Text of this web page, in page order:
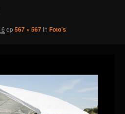
op567 × 567inFoto’s